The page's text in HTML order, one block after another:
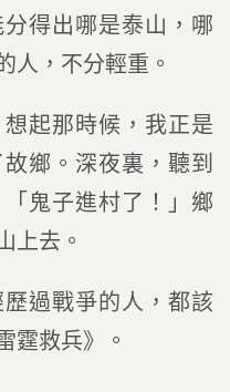
得出哪是泰山，哪
人，不分輕重。
起那時候，我正是
鄉。深夜裏，聽到
鬼子進村了！」鄉
上去。
過戰爭的人，都該
霆救兵》。